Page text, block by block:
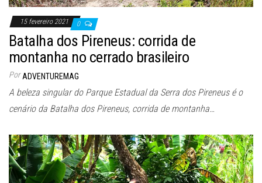
15 fevereiro 2021 0
Batalha dos Pireneus: corrida de
montanha no cerrado brasileiro
Por ADVENTUREMAG
A beleza singular do Parque Estadual da Serra dos Pireneus é o
cenário da Batalha dos Pireneus, corrida de montanha…